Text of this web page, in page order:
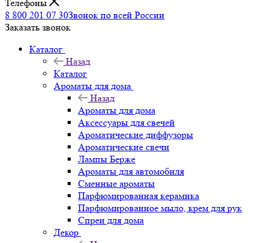
Телефоны
8 800 201 07 30Звонок по всей России
Заказать звонок
Каталог
Назад
Каталог
Ароматы для дома
Назад
Ароматы для дома
Аксессуары для свечей
Ароматические диффузоры
Ароматические свечи
Лампы Берже
Ароматы для автомобиля
Сменные ароматы
Парфюмированная керамика
Парфюмированное мыло, крем для рук
Спреи для дома
Декор